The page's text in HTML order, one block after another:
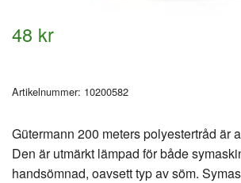
48 kr
Artikelnummer: 10200582
Gütermann 200 meters polyestertråd är
Den är utmärkt lämpad för både
handsömnad, oavsett typ av söm.